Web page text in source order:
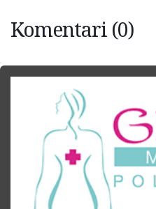
Komentari (0)